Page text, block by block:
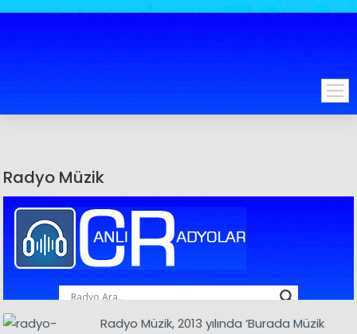
Radyo Müzik
Radyo Müzik, 2013 yılında ‘Burada Müzik